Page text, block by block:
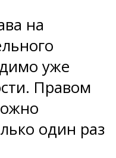
на
уже
Правом
один раз